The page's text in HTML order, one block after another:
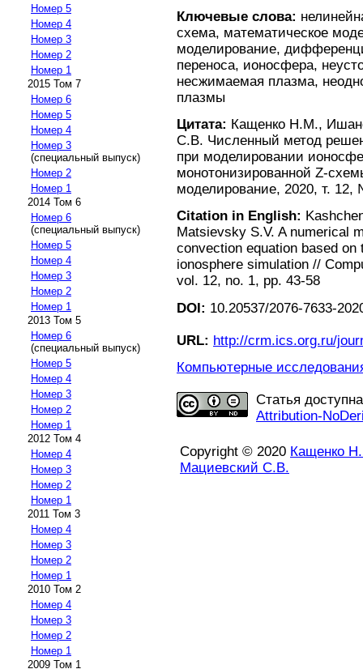
Номер 5
Номер 4
Номер 3
Номер 2
Номер 1
2015 Том 7
Номер 6
Номер 5
Номер 4
Номер 3
(специальный выпуск)
Номер 2
Номер 1
2014 Том 6
Номер 6
(специальный выпуск)
Номер 5
Номер 4
Номер 3
Номер 2
Номер 1
2013 Том 5
Номер 6
(специальный выпуск)
Номер 5
Номер 4
Номер 3
Номер 2
Номер 1
2012 Том 4
Номер 4
Номер 3
Номер 2
Номер 1
2011 Том 3
Номер 4
Номер 3
Номер 2
Номер 1
2010 Том 2
Номер 4
Номер 3
Номер 2
Номер 1
2009 Том 1
Ключевые слова:
схема, математическое
моделирование,
переноса, ионосфера,
несжимаемая плазма,
плазмы
Цитата: Кащенко Н.М.,
С.В. Численный метод
при моделировании
монотонизированной Z-
моделирование, 2020, т.
Citation in English:
Matsievsky S.V. A numerical
convection equation based
ionosphere simulation //
vol. 12, no. 1, pp. 43-58
DOI: 10.20537/2076-7633-
URL: http://crm.ics.org.ru/
Компьютерные
Статья
Attribution-
Copyright © 2020 Кащенко
Мациевский С.В.